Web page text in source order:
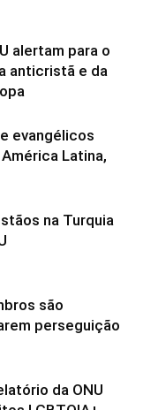
alertam para o
anticristã e da
evangélicos
Latina,
na Turquia
são
perseguição
da ONU